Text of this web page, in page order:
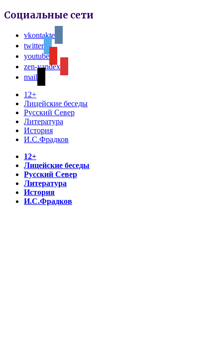
Социальные сети
vkontakte
twitter
youtube
zen-yandex
mail
12+
Лицейские беседы
Русский Север
Литература
История
И.С.Фрадков
12+
Лицейские беседы
Русский Север
Литература
История
И.С.Фрадков